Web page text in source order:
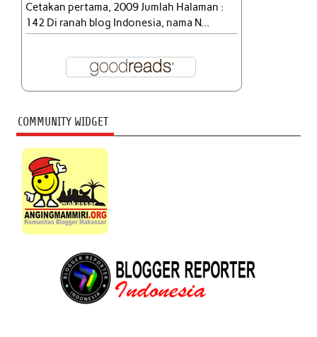
Cetakan pertama, 2009 Jumlah Halaman :
142 Di ranah blog Indonesia, nama N...
COMMUNITY WIDGET